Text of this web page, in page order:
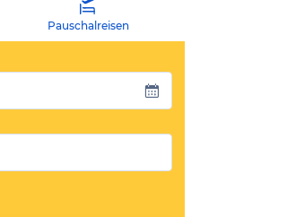
Pauschalreisen